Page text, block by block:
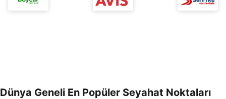
Dünya Geneli En Popüler Seyahat Noktaları